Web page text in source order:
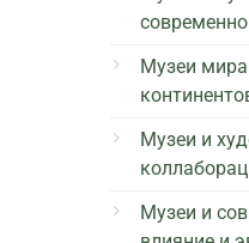
Музеи
Музеи и
Музеи и